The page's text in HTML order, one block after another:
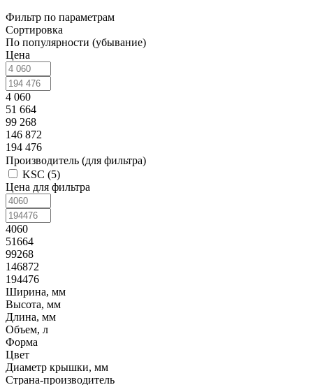
Фильтр по параметрам
Сортировка
По популярности (убывание)
Цена
4 060
51 664
99 268
146 872
194 476
Производитель (для фильтра)
KSC (5)
Цена для фильтра
4060
51664
99268
146872
194476
Ширина, мм
Высота, мм
Длина, мм
Объем, л
Форма
Цвет
Диаметр крышки, мм
Страна-производитель